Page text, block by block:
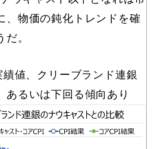
、物価の鈍化トレンドを確
。
値、クリーブランド連銀
あるいは下回る傾向あり